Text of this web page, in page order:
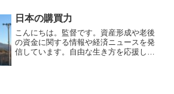
日本の購買力
こんにちは。監督です。資産形成や老後
の資金に関する情報や経済ニュースを発
信しています。自由な生き方を応援して